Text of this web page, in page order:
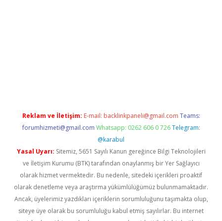
Reklam ve İletişim: E-mail: backlinkpaneli@gmail.com Teams:
forumhizmeti@gmail.com Whatsapp: 0262 606 0 726 Telegram:
@karabul
Yasal Uyarı: Sitemiz, 5651 Sayılı Kanun gereğince Bilgi Teknolojileri
ve İletişim Kurumu (BTK) tarafından onaylanmış bir Yer Sağlayıcı
olarak hizmet vermektedir. Bu nedenle, sitedeki içerikleri proaktif
olarak denetleme veya araştırma yükümlülüğümüz bulunmamaktadır.
Ancak, üyelerimiz yazdıkları içeriklerin sorumluluğunu taşımakta olup,
siteye üye olarak bu sorumluluğu kabul etmiş sayılırlar. Bu internet